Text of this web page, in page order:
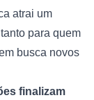
atrai um
para quem
busca novos
finalizam